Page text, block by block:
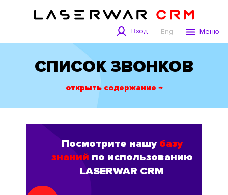
Вход Eng Меню
СПИСОК ЗВОНКОВ
открыть содержание →
Посмотрите нашу базу
знаний по использованию
LASERWAR CRM